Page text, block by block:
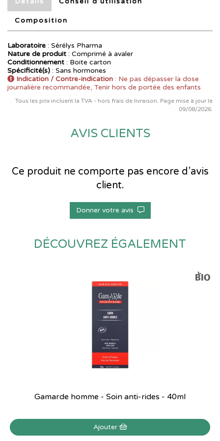
Composition
Laboratoire : Sérélys Pharma
Nature de produit : Comprimé à avaler
Conditionnement : Boite carton
Spécificité(s) : Sans hormones
Indication / Contre-indication : Ne pas dépasser la dose
journalière recommandée, Tenir hors de portée des enfants
Tous les prix incluent la TVA - hors frais de livraison. Page mise à jour le
09/08/2026.
AVIS CLIENTS
Ce produit ne comporte pas encore d’avis
client.
Donner votre avis
DÉCOUVREZ ÉGALEMENT
Gamarde homme - Soin anti-rides - 40ml
Ajouter